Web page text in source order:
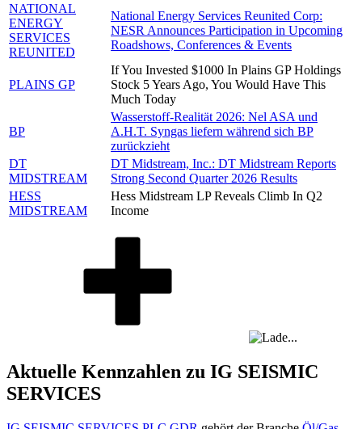
NATIONAL
ENERGY
SERVICES
REUNITED
National Energy Services Reunited Corp:
NESR Announces Participation in Upcoming
Roadshows, Conferences & Events
PLAINS GP
If You Invested $1000 In Plains GP Holdings
Stock 5 Years Ago, You Would Have This
Much Today
BP
Wasserstoff-Realität 2026: Nel ASA und
A.H.T. Syngas liefern während sich BP
zurückzieht
DT
MIDSTREAM
DT Midstream, Inc.: DT Midstream Reports
Strong Second Quarter 2026 Results
HESS
MIDSTREAM
Hess Midstream LP Reveals Climb In Q2
Income
Aktuelle Kennzahlen zu IG SEISMIC
SERVICES